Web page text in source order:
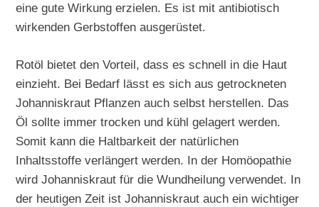
eine gute Wirkung erzielen. Es ist mit antibiotisch
wirkenden Gerbstoffen ausgerüstet.
Rotöl bietet den Vorteil, dass es schnell in die Haut
einzieht. Bei Bedarf lässt es sich aus getrockneten
Johanniskraut Pflanzen auch selbst herstellen. Das
Öl sollte immer trocken und kühl gelagert werden.
Somit kann die Haltbarkeit der natürlichen
Inhaltsstoffe verlängert werden. In der Homöopathie
wird Johanniskraut für die Wundheilung verwendet. In
der heutigen Zeit ist Johanniskraut auch ein wichtiger